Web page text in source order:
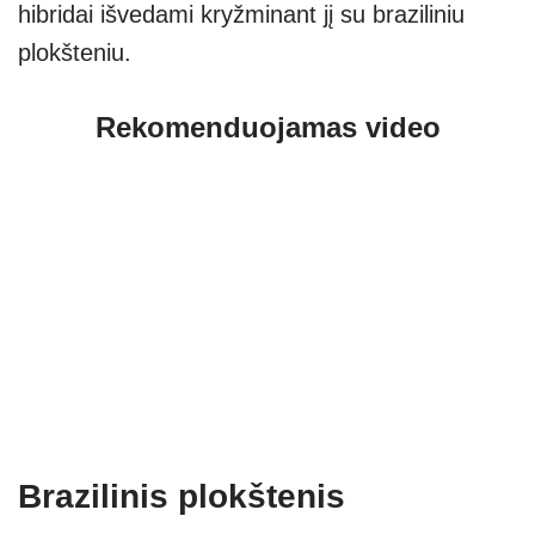
hibridai išvedami kryžminant jį su braziliniu
plokšteniu.
Rekomenduojamas video
Brazilinis plokštenis